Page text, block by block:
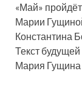
«Май»
Марии
Константина
Текст
Мария